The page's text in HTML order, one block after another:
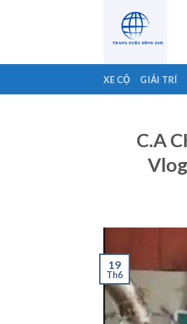
XE CỘ GIẢI TRÍ
C.A
19
Th6